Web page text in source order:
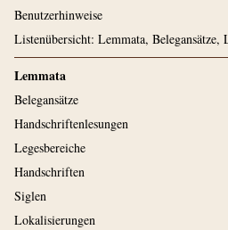
Benutzerhinweise
Listenübersicht: Lemmata, Belegansätze,
Lemmata
Belegansätze
Handschriftenlesungen
Legesbereiche
Handschriften
Siglen
Lokalisierungen